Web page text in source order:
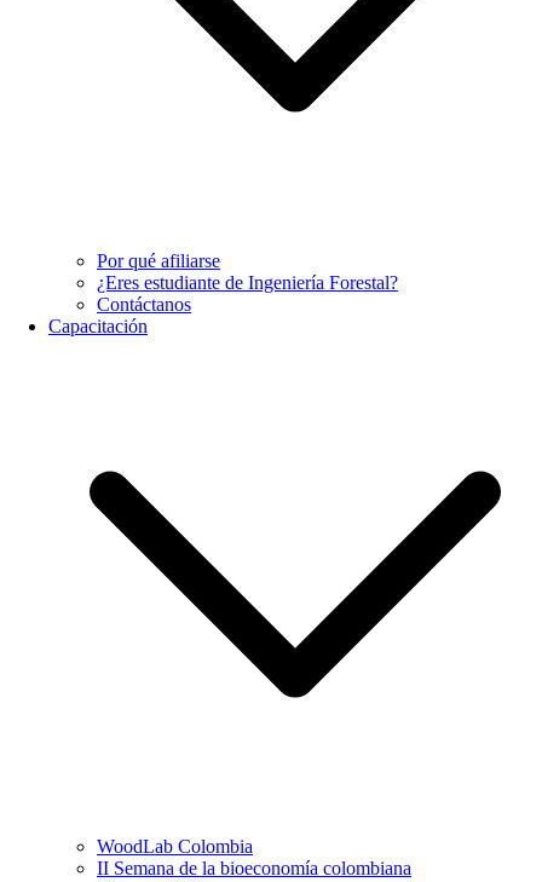
Por qué afiliarse
¿Eres estudiante de Ingeniería Forestal?
Contáctanos
Capacitación
WoodLab Colombia
II Semana de la bioeconomía colombiana